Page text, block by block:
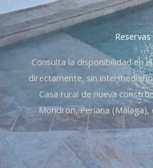
Reservas
Consulta la disponibilidad en
directamente, sin
Casa rural de nueva
Mondrón, Periana (Málaga),